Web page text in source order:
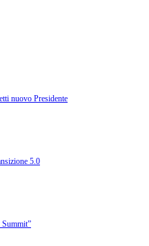
nuovo Presidente
5.0